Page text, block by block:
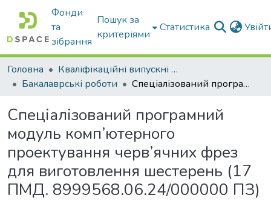
Фонди
та
зібрання
Пошук за
критеріями
Статистика
Головна
Кваліфікаційні випускні роботи бакалаврів і магістрів
Бакалаврські роботи
Спеціалізований програмний модуль комп’ютерного проектування черв’ячних фрез для виготовлення шестерень (17 ПМД. 8999568.06.24/000000 ПЗ)
Спеціалізований програмний
модуль комп’ютерного
проектування черв’ячних фрез
для виготовлення шестерень (17
ПМД. 8999568.06.24/000000 ПЗ)